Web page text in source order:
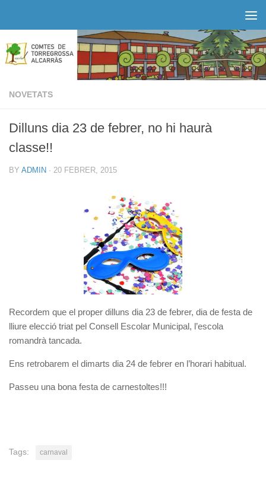
NOVETATS
Dilluns dia 23 de febrer, no hi haurà
classe!!
BY ADMIN · 20 FEBRER, 2015
Recordem que el proper dilluns dia 23 de febrer, dia de festa de
lliure elecció triat pel Consell Escolar Municipal, l’escola
romandrà tancada.
Ens retrobarem el dimarts dia 24 de febrer en l’horari habitual.
Passeu una bona festa de carnestoltes!!!
Tags: carnaval